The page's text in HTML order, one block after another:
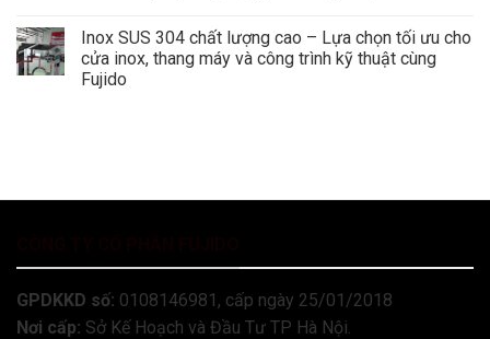
Inox SUS 304 chất lượng cao – Lựa chọn tối ưu cho
cửa inox, thang máy và công trình kỹ thuật cùng
Fujido
GPDKKD số: 0108146981, cấp ngày 25/01/2018
Nơi cấp: Sở Kế Hoạch và Đầu Tư TP Hà Nội.